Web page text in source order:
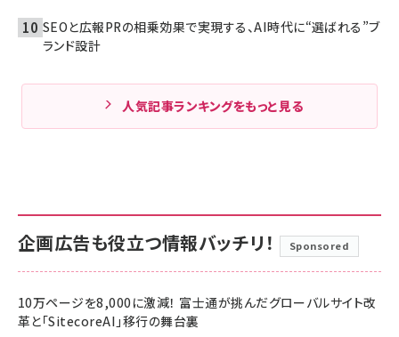
SEOと広報PRの相乗効果で実現する、AI時代に“選ばれる”ブ
ランド設計
人気記事ランキングをもっと見る
企画広告も役立つ情報バッチリ！ Sponsored
10万ページを8,000に激減！ 富士通が挑んだグローバルサイト改
革と「SitecoreAI」移行の舞台裏